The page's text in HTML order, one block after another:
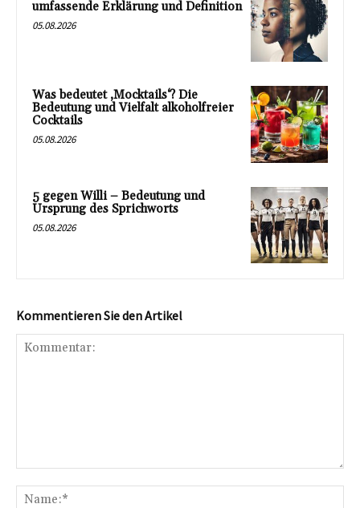
umfassende Erklärung und Definition
05.08.2026
Was bedeutet ‚Mocktails‘? Die
Bedeutung und Vielfalt alkoholfreier
Cocktails
05.08.2026
5 gegen Willi – Bedeutung und
Ursprung des Sprichworts
05.08.2026
Kommentieren Sie den Artikel